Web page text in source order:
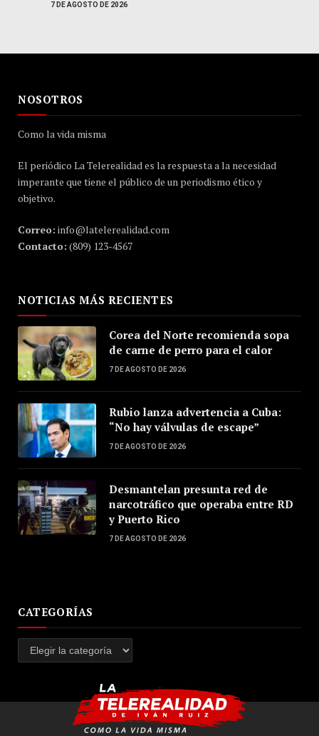
7 DE AGOSTO DE 2026
NOSOTROS
Como la vida misma
El periódico La Telerealidad es la respuesta a la necesidad
imperante que tiene el público de un periodismo ético y
objetivo.
Correo: info@latelerealidad.com
Contacto: (809) 123-4567
NOTICIAS MÁS RECIENTES
Corea del Norte recomienda sopa
de carne de perro para el calor
7 DE AGOSTO DE 2026
Rubio lanza advertencia a Cuba:
“No hay válvulas de escape”
7 DE AGOSTO DE 2026
Desmantelan presunta red de
narcotráfico que operaba entre RD
y Puerto Rico
7 DE AGOSTO DE 2026
CATEGORÍAS
Categorías